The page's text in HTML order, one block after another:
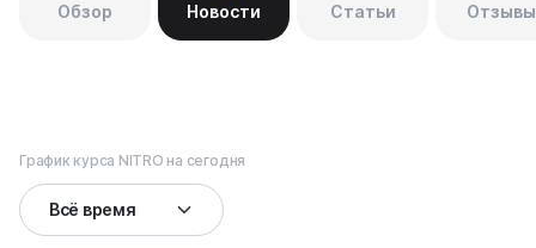
Обзор Новости Статьи Отзывы
График курса NITRO на сегодня